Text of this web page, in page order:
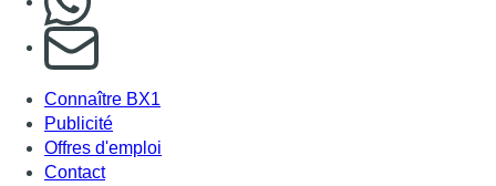
S'abonner à notre newsletter
Connaître BX1
Publicité
Offres d'emploi
Contact